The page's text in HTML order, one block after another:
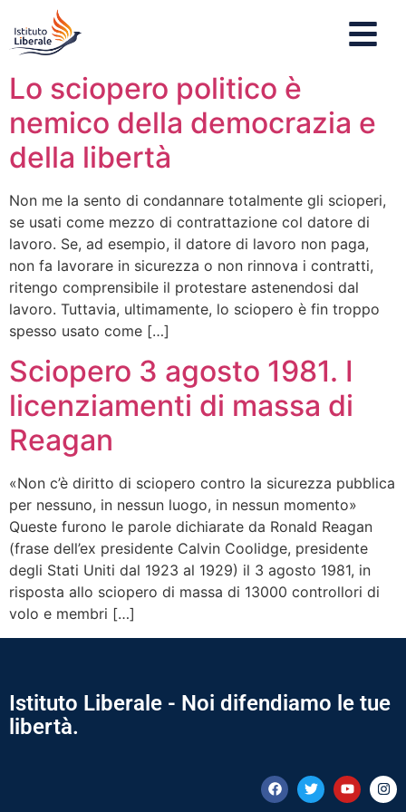
Lo sciopero politico è
nemico della democrazia e
della libertà
Non me la sento di condannare totalmente gli scioperi,
se usati come mezzo di contrattazione col datore di
lavoro. Se, ad esempio, il datore di lavoro non paga,
non fa lavorare in sicurezza o non rinnova i contratti,
ritengo comprensibile il protestare astenendosi dal
lavoro. Tuttavia, ultimamente, lo sciopero è fin troppo
spesso usato come […]
Sciopero 3 agosto 1981. I
licenziamenti di massa di
Reagan
«Non c’è diritto di sciopero contro la sicurezza pubblica
per nessuno, in nessun luogo, in nessun momento»
Queste furono le parole dichiarate da Ronald Reagan
(frase dell’ex presidente Calvin Coolidge, presidente
degli Stati Uniti dal 1923 al 1929) il 3 agosto 1981, in
risposta allo sciopero di massa di 13000 controllori di
volo e membri […]
Istituto Liberale - Noi difendiamo le tue
libertà.